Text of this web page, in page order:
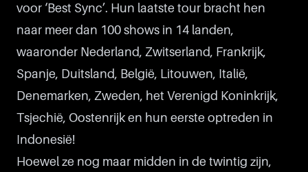
voor ‘Best Sync’. Hun laatste tour bracht hen
naar meer dan 100 shows in 14 landen,
waaronder Nederland, Zwitserland, Frankrijk,
Spanje, Duitsland, België, Litouwen, Italië,
Denemarken, Zweden, het Verenigd Koninkrijk,
Tsjechië, Oostenrijk en hun eerste optreden in
Indonesië!
Hoewel ze nog maar midden in de twintig zijn,